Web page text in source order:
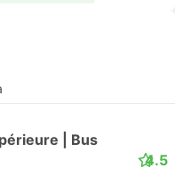
| Bus
4.5